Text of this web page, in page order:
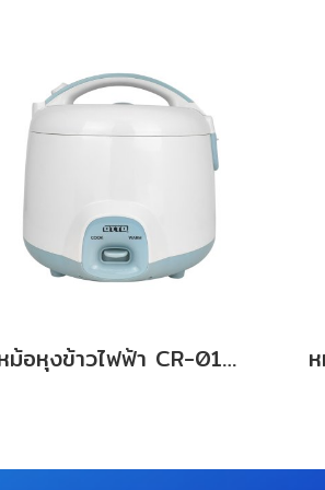
หม้อหุงข้าวไฟฟ้า CR-018A